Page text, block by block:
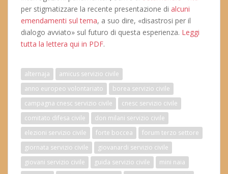
per stigmatizzare la recente presentazione di alcuni
emendamenti sul tema, a suo dire, «disastrosi per il
dialogo avviato» sul futuro di questa esperienza. Leggi
tutta la lettera qui in PDF.
alternaja
amicus servizio civile
anno europeo volontariato
borea servizio civile
campagna cnesc servizio civile
cnesc servizio civile
comitato difesa civile
don milani servizio civile
elezioni servizio civile
forte boccea
forum terzo settore
giornata servizio civile
giovanardi servizio civile
giovani servizio civile
guida servizio civile
mini naia